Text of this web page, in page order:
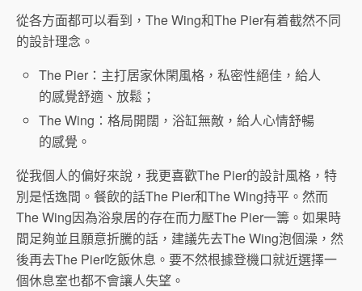
從各方面都可以看到，The Wing和The Pier有着截然不同
的設計理念。
The Pier：主打居家休閑風格，私密性絕佳，給人
的感覺舒適、放鬆；
The Wing：格局開闊，浴缸無敵，給人心情舒暢
的感覺。
從我個人的偏好來說，我更喜歡The Pier的設計風格，特
別是恬逸間。餐飲的話The Pier和The Wing持平。然而
The Wing因為浴泉居的存在而力壓The Pier一籌。如果時
間足夠並且願意折騰的話，建議先去The Wing泡個澡，然
後再去The Pier吃飯休息。要不然根據登機口就近選擇一
個休息室也都不會讓人失望。